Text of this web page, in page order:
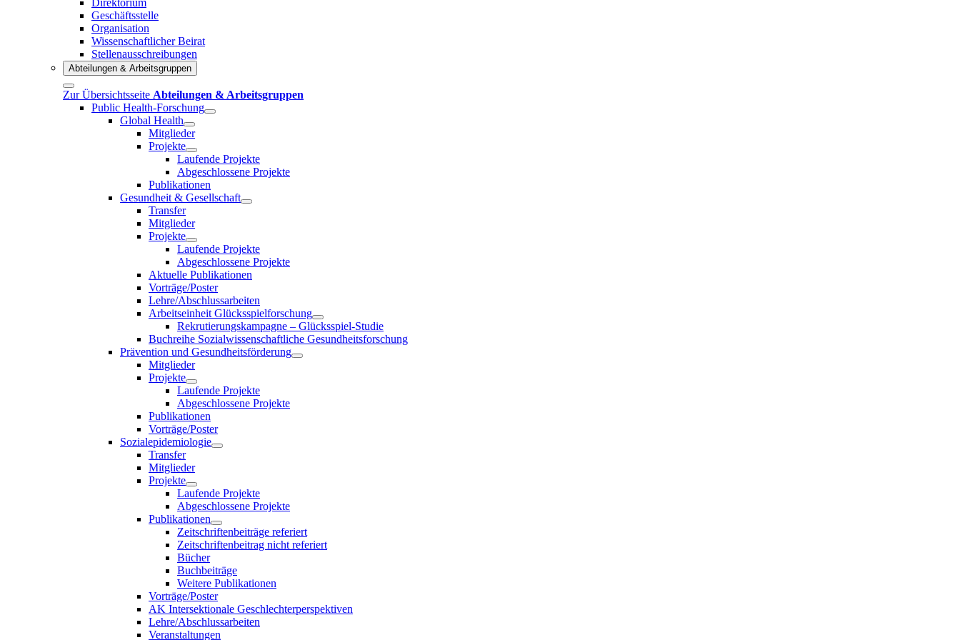
Geschäftsstelle
Organisation
Wissenschaftlicher Beirat
Stellenausschreibungen
Abteilungen & Arbeitsgruppen
Zur Übersichtsseite Abteilungen & Arbeitsgruppen
Public Health-Forschung
Global Health
Mitglieder
Projekte
Laufende Projekte
Abgeschlossene Projekte
Publikationen
Gesundheit & Gesellschaft
Transfer
Mitglieder
Projekte
Laufende Projekte
Abgeschlossene Projekte
Aktuelle Publikationen
Vorträge/Poster
Lehre/Abschlussarbeiten
Arbeitseinheit Glücksspielforschung
Rekrutierungskampagne – Glücksspiel-Studie
Buchreihe Sozialwissenschaftliche Gesundheitsforschung
Prävention und Gesundheitsförderung
Mitglieder
Projekte
Laufende Projekte
Abgeschlossene Projekte
Publikationen
Vorträge/Poster
Sozialepidemiologie
Transfer
Mitglieder
Projekte
Laufende Projekte
Abgeschlossene Projekte
Publikationen
Zeitschriftenbeiträge referiert
Zeitschriftenbeitrag nicht referiert
Bücher
Buchbeiträge
Weitere Publikationen
Vorträge/Poster
AK Intersektionale Geschlechterperspektiven
Lehre/Abschlussarbeiten
Veranstaltungen